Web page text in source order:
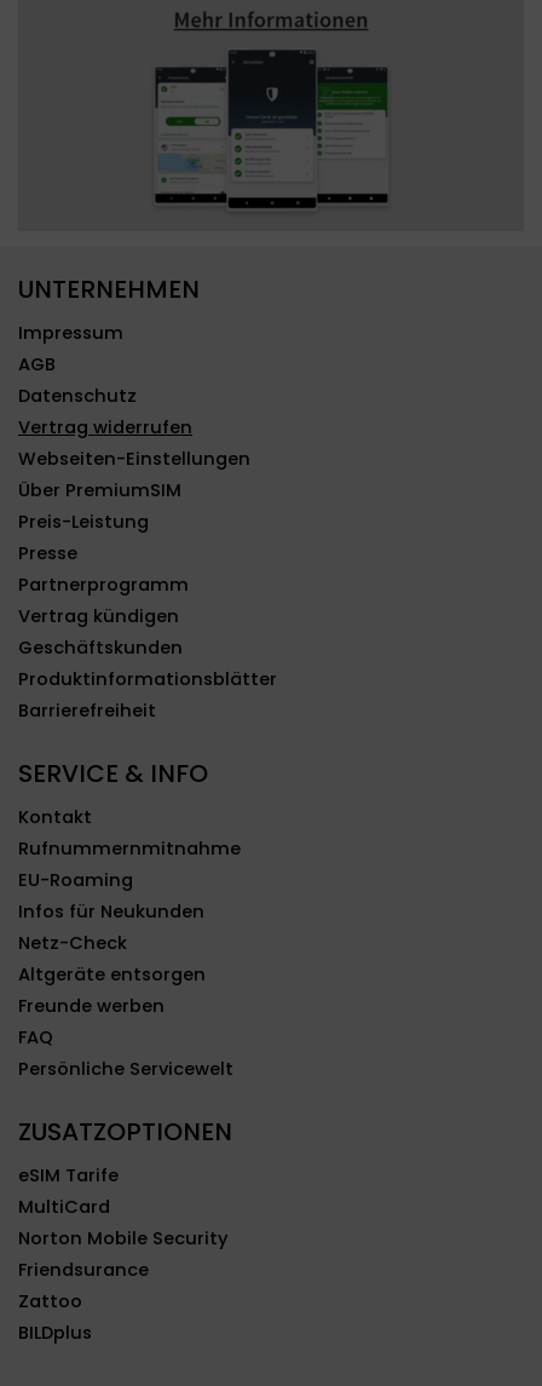
UNTERNEHMEN
Impressum
AGB
Datenschutz
Vertrag widerrufen
Webseiten-Einstellungen
Über PremiumSIM
Preis-Leistung
Presse
Partnerprogramm
Vertrag kündigen
Geschäftskunden
Produktinformationsblätter
Barrierefreiheit
SERVICE & INFO
Kontakt
Rufnummernmitnahme
EU-Roaming
Infos für Neukunden
Netz-Check
Altgeräte entsorgen
Freunde werben
FAQ
Persönliche Servicewelt
ZUSATZOPTIONEN
eSIM Tarife
MultiCard
Norton Mobile Security
Friendsurance
Zattoo
BILDplus